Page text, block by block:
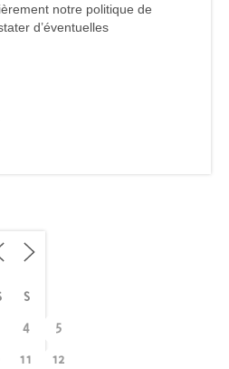
notre politique de
d’éventuelles
S
4 5
11 12